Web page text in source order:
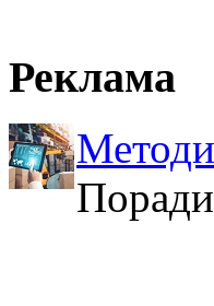
Реклама
Методи
Поради